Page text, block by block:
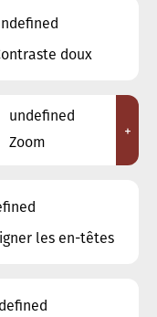
de la Ville
/ Esch
Alzette
doux
undefined
Zoom
+
les en-têtes